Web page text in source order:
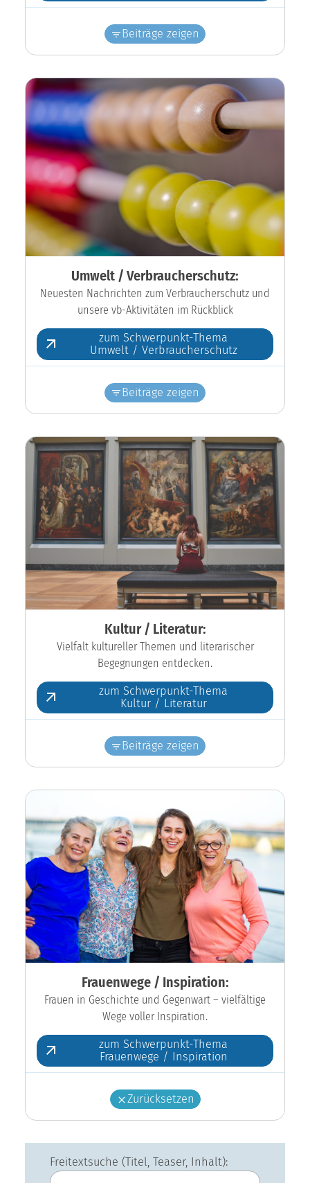
Beiträge zeigen
Umwelt / Verbraucherschutz:
Neuesten Nachrichten zum Verbraucherschutz und
unsere vb-Aktivitäten im Rückblick
zum Schwerpunkt-Thema
Umwelt / Verbraucherschutz
Beiträge zeigen
Kultur / Literatur:
Vielfalt kultureller Themen und literarischer
Begegnungen entdecken.
zum Schwerpunkt-Thema
Kultur / Literatur
Beiträge zeigen
Frauenwege / Inspiration:
Frauen in Geschichte und Gegenwart – vielfältige
Wege voller Inspiration.
zum Schwerpunkt-Thema
Frauenwege / Inspiration
Zurücksetzen
Freitextsuche (Titel, Teaser, Inhalt):